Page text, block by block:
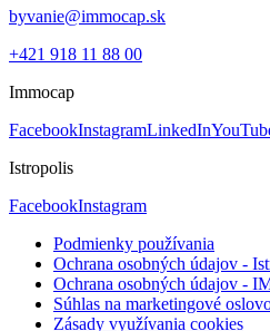
byvanie@immocap.sk
+421 918 11 88 00
Immocap
FacebookInstagramLinkedIn
Istropolis
FacebookInstagram
Podmienky používania
Ochrana osobných údajov -
Ochrana osobných údajov -
Súhlas na marketingové
Zásady využívania cookies